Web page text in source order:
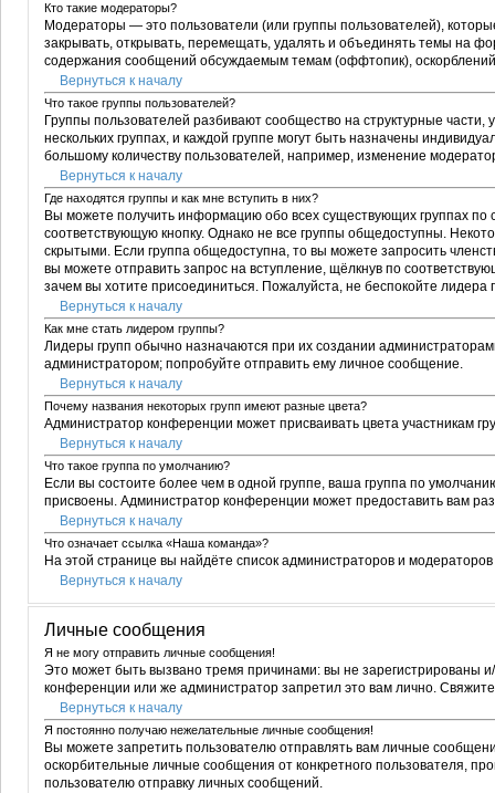
Кто такие модераторы?
Модераторы — это пользователи (или группы пользователей),
закрывать, открывать, перемещать, удалять и объединять темы на
содержания сообщений обсуждаемым темам (оффтопик),
Вернуться к началу
Что такое группы пользователей?
Группы пользователей разбивают сообщество на структурные
нескольких группах, и каждой группе могут быть назначены
большому количеству пользователей, например, изменение
Вернуться к началу
Где находятся группы и как мне вступить в них?
Вы можете получить информацию обо всех существующих группах по
соответствующую кнопку. Однако не все группы общедоступны.
скрытыми. Если группа общедоступна, то вы можете запросить
вы можете отправить запрос на вступление, щёлкнув по
зачем вы хотите присоединиться. Пожалуйста, не беспокойте
Вернуться к началу
Как мне стать лидером группы?
Лидеры групп обычно назначаются при их создании
администратором; попробуйте отправить ему личное сообщение.
Вернуться к началу
Почему названия некоторых групп имеют разные цвета?
Администратор конференции может присваивать цвета участникам
Вернуться к началу
Что такое группа по умолчанию?
Если вы состоите более чем в одной группе, ваша группа по
присвоены. Администратор конференции может предоставить вам
Вернуться к началу
Что означает ссылка «Наша команда»?
На этой странице вы найдёте список администраторов и
Вернуться к началу
Личные сообщения
Я не могу отправить личные сообщения!
Это может быть вызвано тремя причинами: вы не зарегистрированы
конференции или же администратор запретил это вам лично.
Вернуться к началу
Я постоянно получаю нежелательные личные сообщения!
Вы можете запретить пользователю отправлять вам личные
оскорбительные личные сообщения от конкретного пользователя,
пользователю отправку личных сообщений.